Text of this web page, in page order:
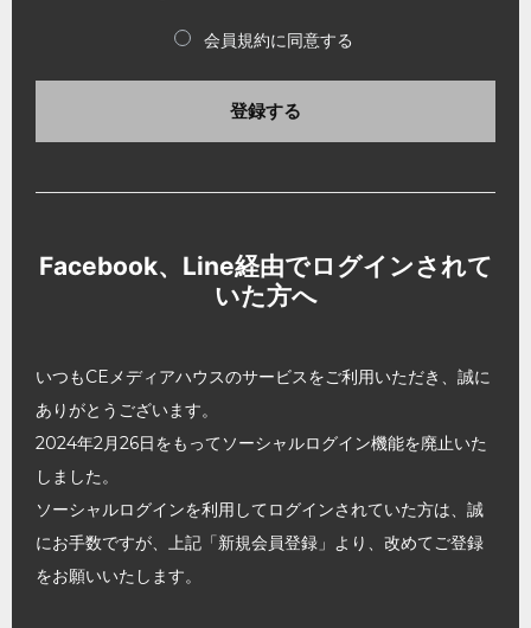
会員規約に同意する
登録する
Facebook、Line経由でログインされて
いた方へ
いつもCEメディアハウスのサービスをご利用いただき、誠に
ありがとうございます。
2024年2月26日をもってソーシャルログイン機能を廃止いた
しました。
ソーシャルログインを利用してログインされていた方は、誠
にお手数ですが、上記「新規会員登録」より、改めてご登録
をお願いいたします。